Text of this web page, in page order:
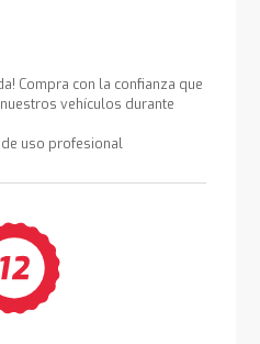
Compra con la confianza que
vehículos durante
uso profesional